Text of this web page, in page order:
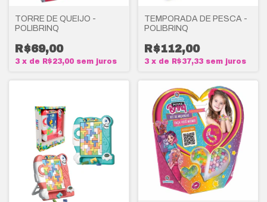
TORRE DE QUEIJO -
POLIBRINQ
R$69,00
3 x de R$23,00 sem juros
TEMPORADA DE PESCA -
POLIBRINQ
R$112,00
3 x de R$37,33 sem juros